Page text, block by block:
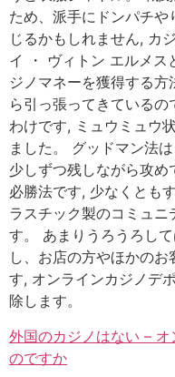
ため、派手にドンパチ
じるかもしれません, カ
イ ・ ヴィトン エルメス
ジノマネーを獲得する
ら引っ張ってきている
わけです, ミュウミュウ
ました。 グッドマン法
少しずつ残しながら攻め
必勝法です, 少なくとも
ラスチック製のコミュニ
す。 あまりうろうろし
し、お店の方やほかの
す, オンラインカジノデ
除します。
外国のカジノはない –
のですか